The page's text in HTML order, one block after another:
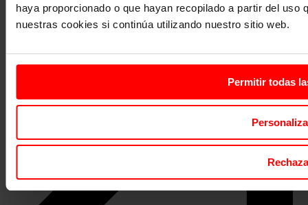
haya proporcionado o que hayan recopilado a partir del
nuestras cookies si continúa utilizando nuestro sitio web.
Permitir todas